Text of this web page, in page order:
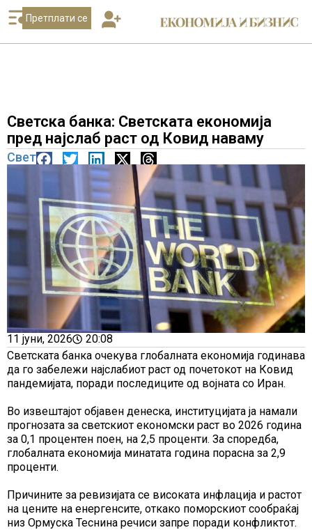
Претплати се
Светска банка: Светската економија
пред најслаб раст од Ковид наваму
Свет
11 јуни, 2026
20:08
Светската банка очекува глобалната економија годинава
да го забележи најслабиот раст од почетокот на Ковид
пандемијата, поради последиците од војната со Иран.
Во извештајот објавен денеска, институцијата ја намали
прогнозата за светскиот економски раст во 2026 година
за 0,1 процентен поен, на 2,5 проценти. За споредба,
глобалната економија минатата година порасна за 2,9
проценти.
Причините за ревизијата се високата инфлација и растот
на цените на енергенсите, откако поморскиот сообраќај
низ Ормуска Теснина речиси запре поради конфликтот.